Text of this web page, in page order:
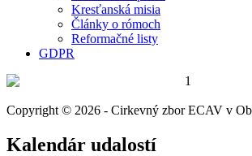
Kresťanská misia
Články o rómoch
Reformačné listy
GDPR
Copyright © 2026 - Cirkevný zbor ECAV v
Kalendár udalostí